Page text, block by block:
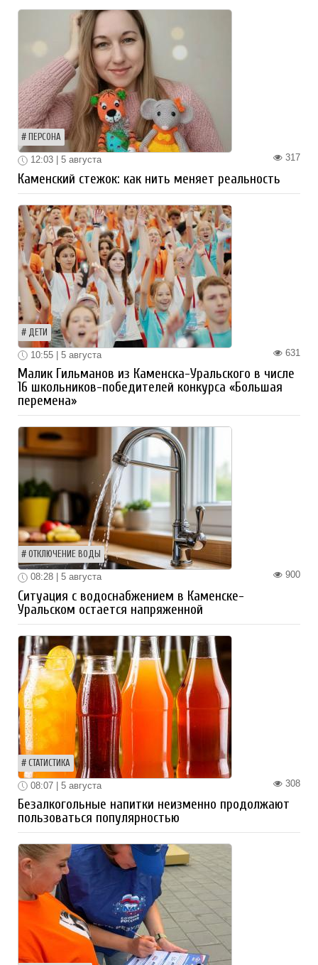
ПЕРСОНА
317
12:03 | 5 августа
Каменский стежок: как нить меняет реальность
ДЕТИ
631
10:55 | 5 августа
Малик Гильманов из Каменска-Уральского в числе
16 школьников-победителей конкурса «Большая
перемена»
ОТКЛЮЧЕНИЕ ВОДЫ
900
08:28 | 5 августа
Ситуация с водоснабжением в Каменске-
Уральском остается напряженной
СТАТИСТИКА
308
08:07 | 5 августа
Безалкогольные напитки неизменно продолжают
пользоваться популярностью